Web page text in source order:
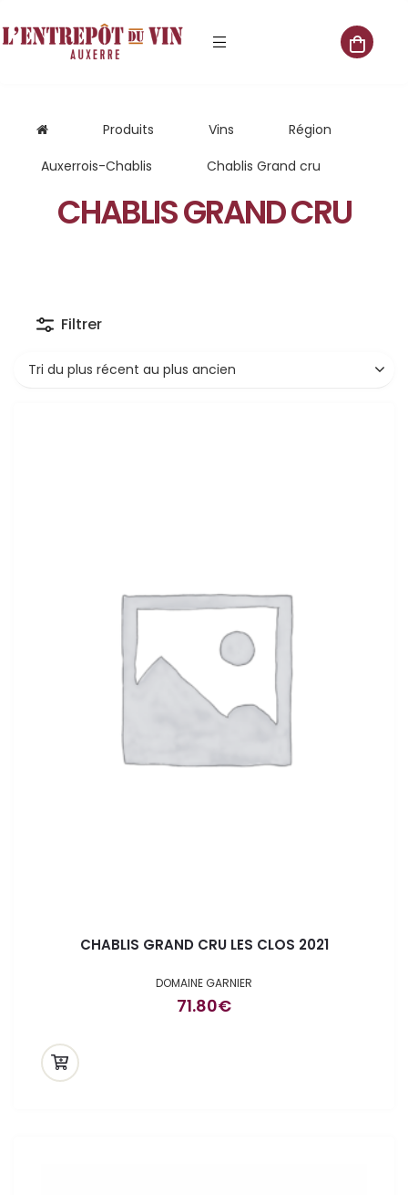
Produits Vins
Région
Auxerrois-Chablis
Chablis Grand cru
CHABLIS GRAND CRU
Filtrer
Tri du plus récent au plus ancien
CHABLIS GRAND CRU LES CLOS 2021
DOMAINE GARNIER
71.80€